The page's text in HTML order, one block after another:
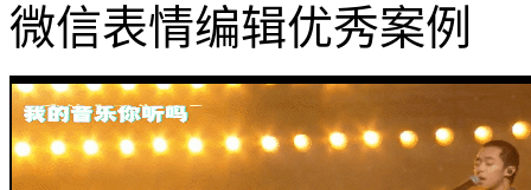
微信表情编辑优秀案例